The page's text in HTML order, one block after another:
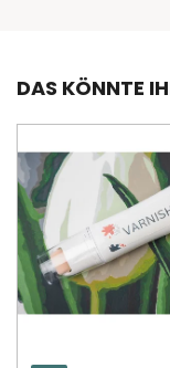
DAS KÖNNTE